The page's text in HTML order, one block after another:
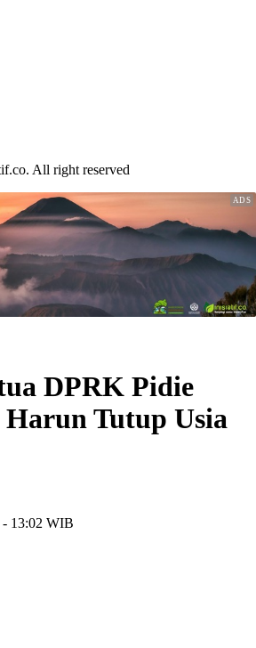
All right reserved
DPRK Pidie
Tutup Usia
- 13:02 WIB